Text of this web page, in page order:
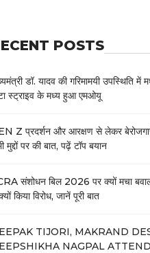
POSTS
डॉ. यादव की गरिमामयी उपस्थिति में
स्ट्राइव के मध्य हुआ एमओयू
Z प्रदर्शन और आरक्षण से लेकर
मुद्दों पर की बात, पढ़ें टॉप बयान
संशोधन बिल 2026 पर क्यों मचा
किया विरोध, जानें पूरी बात
TIJORI, MAKRAND
NAGPAL